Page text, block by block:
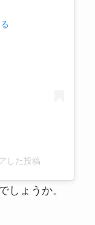
した投稿
しょうか。